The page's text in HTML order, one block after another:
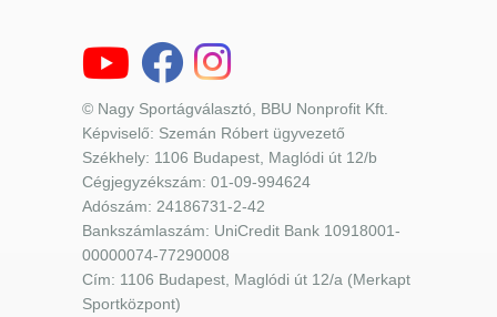
© Nagy Sportágválasztó, BBU Nonprofit Kft.
Képviselő: Szemán Róbert ügyvezető
Székhely: 1106 Budapest, Maglódi út 12/b
Cégjegyzékszám: 01-09-994624
Adószám: 24186731-2-42
Bankszámlaszám: UniCredit Bank 10918001-
00000074-77290008
Cím: 1106 Budapest, Maglódi út 12/a (Merkapt
Sportközpont)